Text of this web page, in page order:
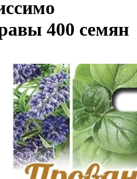
400 семян